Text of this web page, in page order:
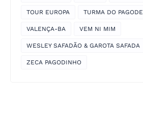
TOUR EUROPA TURMA DO PAGODE
VALENÇA-BA VEM NI MIM
WESLEY SAFADÃO & GAROTA SAFADA
ZECA PAGODINHO